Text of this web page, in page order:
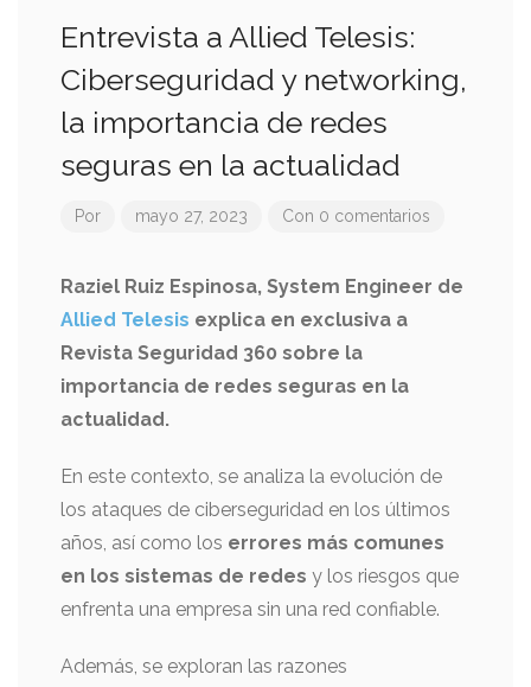
Entrevista a Allied Telesis:
Ciberseguridad y networking,
la importancia de redes
seguras en la actualidad
Por mayo 27, 2023 Con 0 comentarios
Raziel Ruiz Espinosa, System Engineer de
Allied Telesis explica en exclusiva a
Revista Seguridad 360 sobre la
importancia de redes seguras en la
actualidad.
En este contexto, se analiza la evolución de
los ataques de ciberseguridad en los últimos
años, así como los errores más comunes
en los sistemas de redes y los riesgos que
enfrenta una empresa sin una red confiable.
Además, se exploran las razones